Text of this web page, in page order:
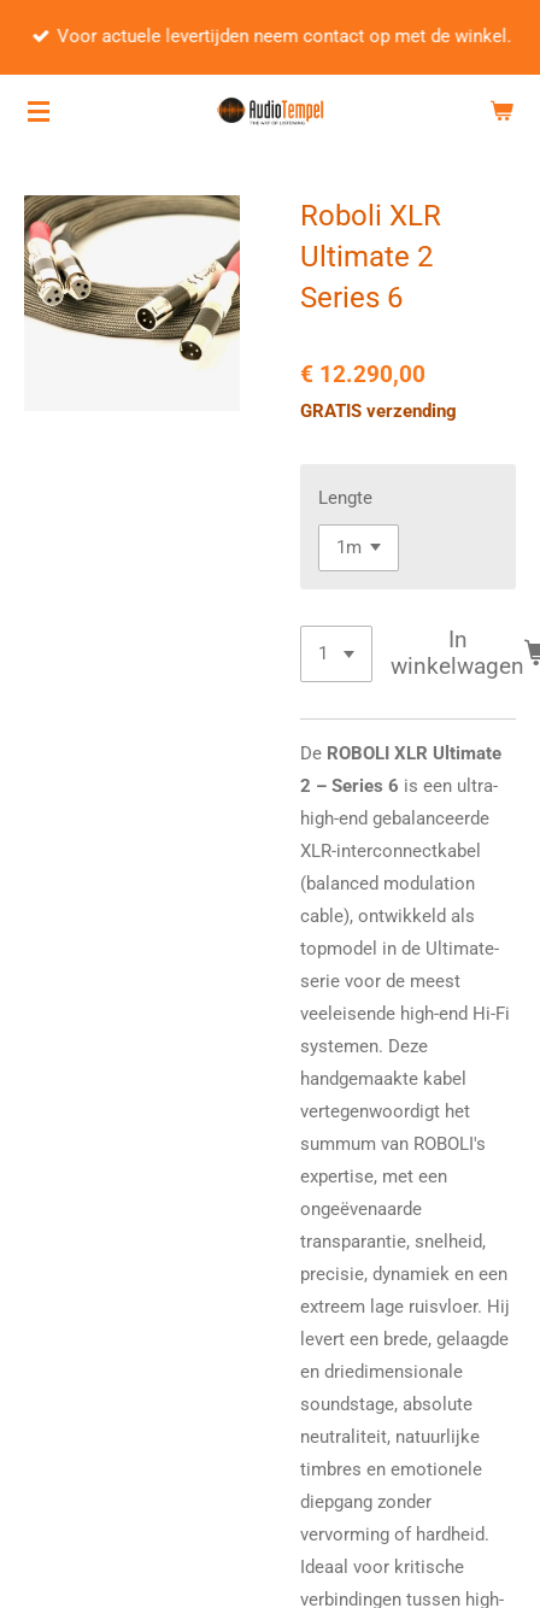
de
Voor actuele levertijden neem contact op met de winkel.
Roboli XLR
Ultimate 2
Series 6
€ 12.290,00
GRATIS verzending
Lengte
In
winkelwagen
De ROBOLI XLR Ultimate
2 – Series 6 is een ultra-
high-end gebalanceerde
XLR-interconnectkabel
(balanced modulation
cable), ontwikkeld als
topmodel in de Ultimate-
serie voor de meest
veeleisende high-end Hi-Fi
systemen. Deze
handgemaakte kabel
vertegenwoordigt het
summum van ROBOLI's
expertise, met een
ongeëvenaarde
transparantie, snelheid,
precisie, dynamiek en een
extreem lage ruisvloer. Hij
levert een brede, gelaagde
en driedimensionale
soundstage, absolute
neutraliteit, natuurlijke
timbres en emotionele
diepgang zonder
vervorming of hardheid.
Ideaal voor kritische
verbindingen tussen high-